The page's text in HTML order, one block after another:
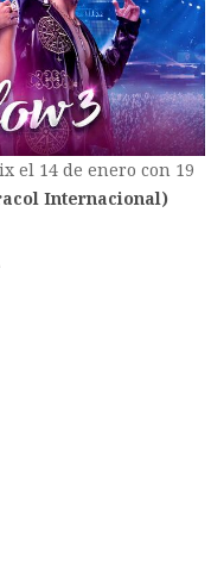
el 14 de enero con 19
Internacional)